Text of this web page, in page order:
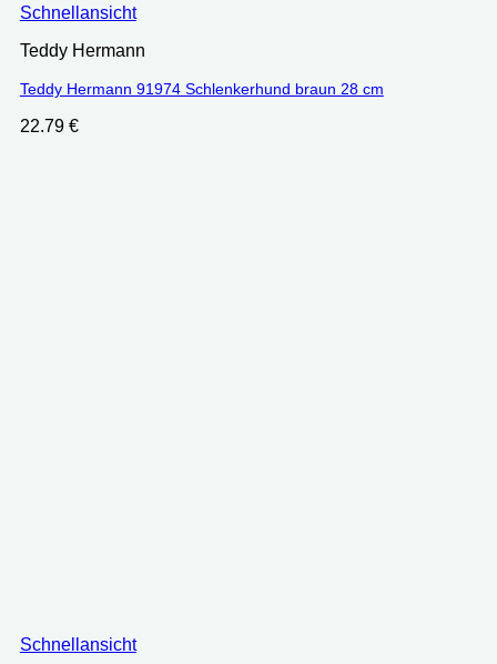
Schnellansicht
Teddy Hermann
Teddy Hermann 91974 Schlenkerhund braun 28 cm
22.79 €
Schnellansicht